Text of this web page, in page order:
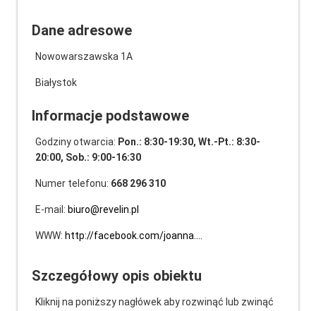
Dane adresowe
Nowowarszawska 1A
Białystok
Informacje podstawowe
Godziny otwarcia: Pon.: 8:30-19:30, Wt.-Pt.: 8:30-
20:00, Sob.: 9:00-16:30
Numer telefonu: 668 296 310
E-mail: biuro@revelin.pl
WWW: http://facebook.com/joanna.…
Szczegółowy opis obiektu
Kliknij na poniższy nagłówek aby rozwinąć lub zwinąć